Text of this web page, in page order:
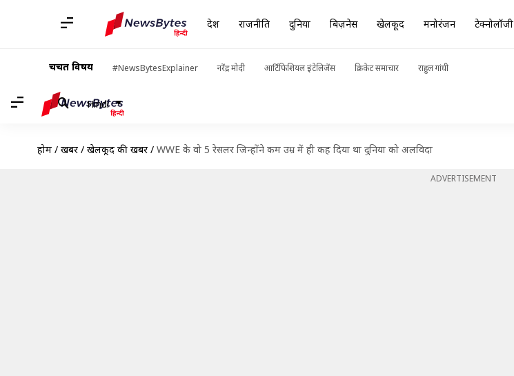
देश राजनीति दुनिया बिज़नेस खेलकूद मनोरंजन टेक्नोलॉजी
चर्चित विषय #NewsBytesExplainer नरेंद्र मोदी आर्टिफिशियल इंटेलिजेंस क्रिकेट समाचार राहुल गांधी
Hindi
होम / खबरें / खेलकूद की खबरें / WWE के वो 5 रेसलर जिन्होंने कम उम्र में ही कह दिया था दुनिया को अलविदा
ADVERTISEMENT